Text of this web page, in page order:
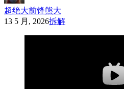
超绝大前锋熊大
13 5 月, 2026拆解